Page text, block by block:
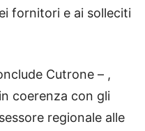
fornitori e ai solleciti
Cutrone – ,
coerenza con gli
regionale alle